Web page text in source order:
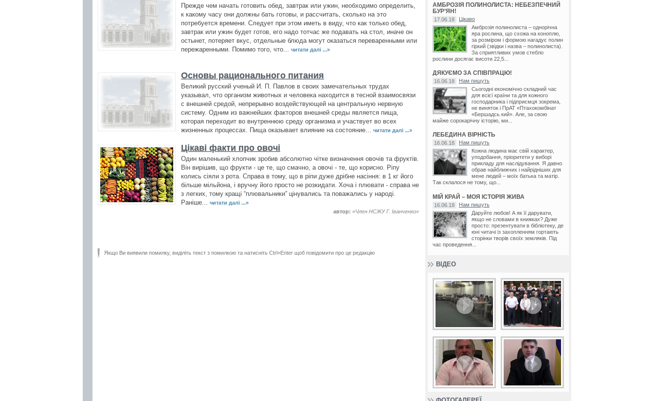
Прежде чем начать готовить обед, завтрак или ужин, необходимо определить,
к какому часу они должны бать готовы, и рассчитать, сколько на это
потребуется времени. Следует при этом иметь в виду, что как только обед,
завтрак или ужин будет готов, его надо тотчас же подавать на стол, иначе он
остынет, потеряет вкус, отдельные блюда могут оказаться переваренными или
пережаренными. Помимо того, что...
читати далі ...»
Основы рационального питания
Великий русский ученый И. П. Павлов в своих замечательных трудах
указывал, что организм животных и человека находится в тесной взаимосвязи
с внешней средой, непрерывно воздействующей на центральную нервную
систему. Одним из важнейших факторов внешней среды является пища,
которая переходит во внутреннюю среду организма и участвует во всех
жизненных процессах. Пища оказывает влияние на состояние...
читати далі ...»
Цікаві факти про овочі
Один маленький хлопчик зробив абсолютно чітке визначення овочів та фруктів.
Він вирішив, що фрукти - це те, що смачно, а овочі - те, що корисно. Ріпу
колись сіяли з рота. Справа в тому, що в ріпи дуже дрібне насіння: в 1 кг його
більше мільйона, і вручну його просто не розкидати. Хоча і плювати - справа не
з легких, тому кращі “плювальники” цінувались та поважались у народі.
Раніше...
читати далі ...»
автор: «Член НСЖУ Г. Іванченко»
Якщо Ви виявили помилку, виділіть текст з помилкою та натисніть Ctrl+Enter щоб повідомити про це редакцію
АМБРОЗІЯ ПОЛИНОЛИСТА: НЕБЕЗПЕЧНИЙ
БУР’ЯН!
17.06.18
Цікаво
Амброзія полинолиста – однорічна
яра рослина, що схожа на коноплю,
за розміром і формою нагадує полин
гіркий (звідки і назва – полинолиста).
За сприятливих умов стебло
рослини досягає висоти 22,5...
ДЯКУЄМО ЗА СПІВПРАЦЮ!
16.06.18
Нам пишуть
Сьогодні економічно складний час
для всієї країни та для кожного
господарника і підприємця зокрема,
не виняток і ПрАТ «Птахокомбінат
«Бершадсь кий». Але, за свою
майже сорокарічну історію, ми...
ЛЕБЕДИНА ВІРНІСТЬ
16.06.18
Нам пишуть
Кожна людина має свій характер,
уподобання, пріоритети у виборі
прикладу для наслідування. Я давно
обрав найближчих і найрідніших для
мене людей – моїх батька та матір.
Так склалося не тому, що...
МІЙ КРАЙ – МОЯ ІСТОРІЯ ЖИВА
16.06.18
Нам пишуть
Даруйте любов! А як її дарувати,
якщо не словами в книжках? Дуже
просто: презентувати в бібліотеку, де
юні читачі із захопленням гортають
сторінки творів своїх земляків. Під
час проведення...
ВІДЕО